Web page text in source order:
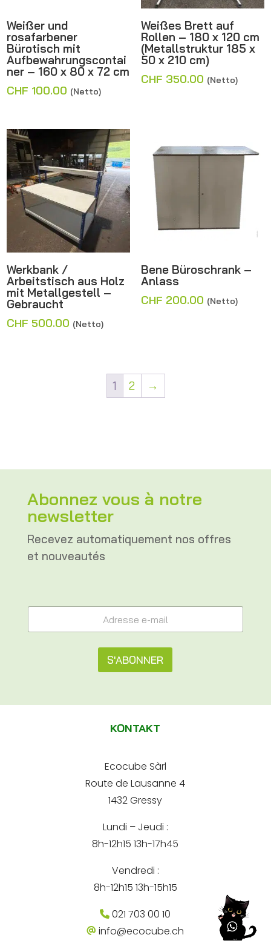
Weißer und
rosafarbener
Bürotisch mit
Aufbewahrungscontai
ner – 160 x 80 x 72 cm
CHF 100.00 (Netto)
Weißes Brett auf
Rollen – 180 x 120 cm
(Metallstruktur 185 x
50 x 210 cm)
CHF 350.00 (Netto)
Werkbank /
Arbeitstisch aus Holz
mit Metallgestell –
Gebraucht
CHF 500.00 (Netto)
Bene Büroschrank –
Anlass
CHF 200.00 (Netto)
1 2 →
Abonnez vous à notre
newsletter
Recevez automatiquement nos offres
et nouveautés
m
A
r
-
S'ABONNER
KONTAKT
Ecocube Sàrl
Route de Lausanne 4
1432 Gressy
Lundi – Jeudi :
8h-12h15 13h-17h45
Vendredi :
8h-12h15 13h-15h15
021 703 00 10
info@ecocube.ch